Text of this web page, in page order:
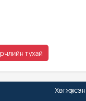
тухай